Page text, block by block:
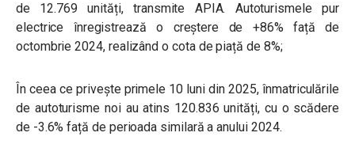
de 12.769 unități, transmite APIA. Autoturismele pur
electrice înregistrează o creștere de +86% față de
octombrie 2024, realizând o cota de piață de 8%;
În ceea ce privește primele 10 luni din 2025, înmatriculările
de autoturisme noi au atins 120.836 unități, cu o scădere
de -3.6% față de perioada similară a anului 2024.